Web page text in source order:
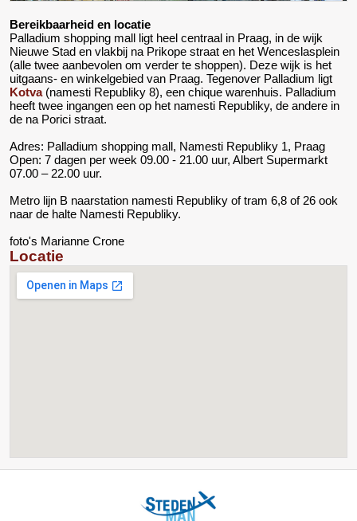
Bereikbaarheid en locatie
Palladium shopping mall ligt heel centraal in Praag, in de wijk
Nieuwe Stad en vlakbij na Prikope straat en het Wenceslasplein
(alle twee aanbevolen om verder te shoppen). Deze wijk is het
uitgaans- en winkelgebied van Praag. Tegenover Palladium ligt
Kotva(namesti Republiky 8), een chique warenhuis. Palladium
heeft twee ingangen een op het namesti Republiky, de andere in
de na Porici straat.
Adres: Palladium shopping mall, Namesti Republiky 1, Praag
Open: 7 dagen per week 09.00 - 21.00 uur, Albert Supermarkt
07.00 – 22.00 uur.
Metro lijn B naarstation namesti Republiky of tram 6,8 of 26 ook
naar de halte Namesti Republiky.
foto's Marianne Crone
Locatie